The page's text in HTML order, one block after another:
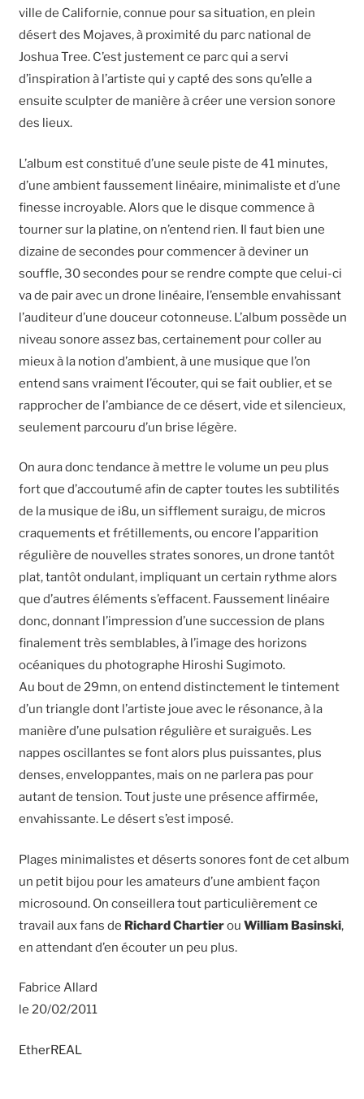
ville de Californie, connue pour sa situation, en plein
désert des Mojaves, à proximité du parc national de
Joshua Tree. C’est justement ce parc qui a servi
d’inspiration à l’artiste qui y capté des sons qu’elle a
ensuite sculpter de manière à créer une version sonore
des lieux.
L’album est constitué d’une seule piste de 41 minutes,
d’une ambient faussement linéaire, minimaliste et d’une
finesse incroyable. Alors que le disque commence à
tourner sur la platine, on n’entend rien. Il faut bien une
dizaine de secondes pour commencer à deviner un
souffle, 30 secondes pour se rendre compte que celui-ci
va de pair avec un drone linéaire, l’ensemble envahissant
l’auditeur d’une douceur cotonneuse. L’album possède un
niveau sonore assez bas, certainement pour coller au
mieux à la notion d’ambient, à une musique que l’on
entend sans vraiment l’écouter, qui se fait oublier, et se
rapprocher de l’ambiance de ce désert, vide et silencieux,
seulement parcouru d’un brise légère.
On aura donc tendance à mettre le volume un peu plus
fort que d’accoutumé afin de capter toutes les subtilités
de la musique de i8u, un sifflement suraigu, de micros
craquements et frétillements, ou encore l’apparition
régulière de nouvelles strates sonores, un drone tantôt
plat, tantôt ondulant, impliquant un certain rythme alors
que d’autres éléments s’effacent. Faussement linéaire
donc, donnant l’impression d’une succession de plans
finalement très semblables, à l’image des horizons
océaniques du photographe Hiroshi Sugimoto.
Au bout de 29mn, on entend distinctement le tintement
d’un triangle dont l’artiste joue avec le résonance, à la
manière d’une pulsation régulière et suraiguës. Les
nappes oscillantes se font alors plus puissantes, plus
denses, enveloppantes, mais on ne parlera pas pour
autant de tension. Tout juste une présence affirmée,
envahissante. Le désert s’est imposé.
Plages minimalistes et déserts sonores font de cet album
un petit bijou pour les amateurs d’une ambient façon
microsound. On conseillera tout particulièrement ce
travail aux fans de Richard ChartierouWilliam Basinski,
en attendant d’en écouter un peu plus.
Fabrice Allard
le 20/02/2011
EtherREAL